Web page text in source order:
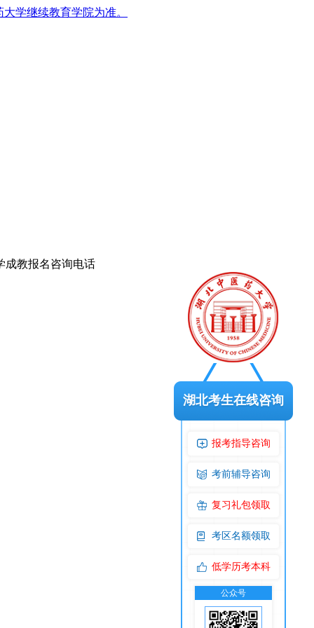
学继续教育学院为准。
湖北考生在线咨询
报考指导咨询
考前辅导咨询
复习礼包领取
考区名额领取
低学历考本科
公众号